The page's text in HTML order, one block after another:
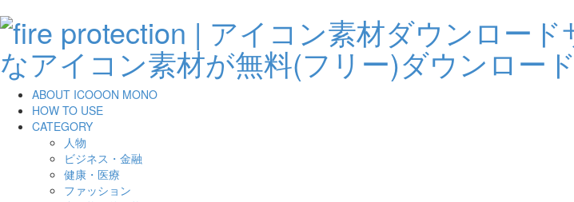
ABOUT ICOOON MONO
HOW TO USE
CATEGORY
人物
ビジネス・金融
健康・医療
ファッション